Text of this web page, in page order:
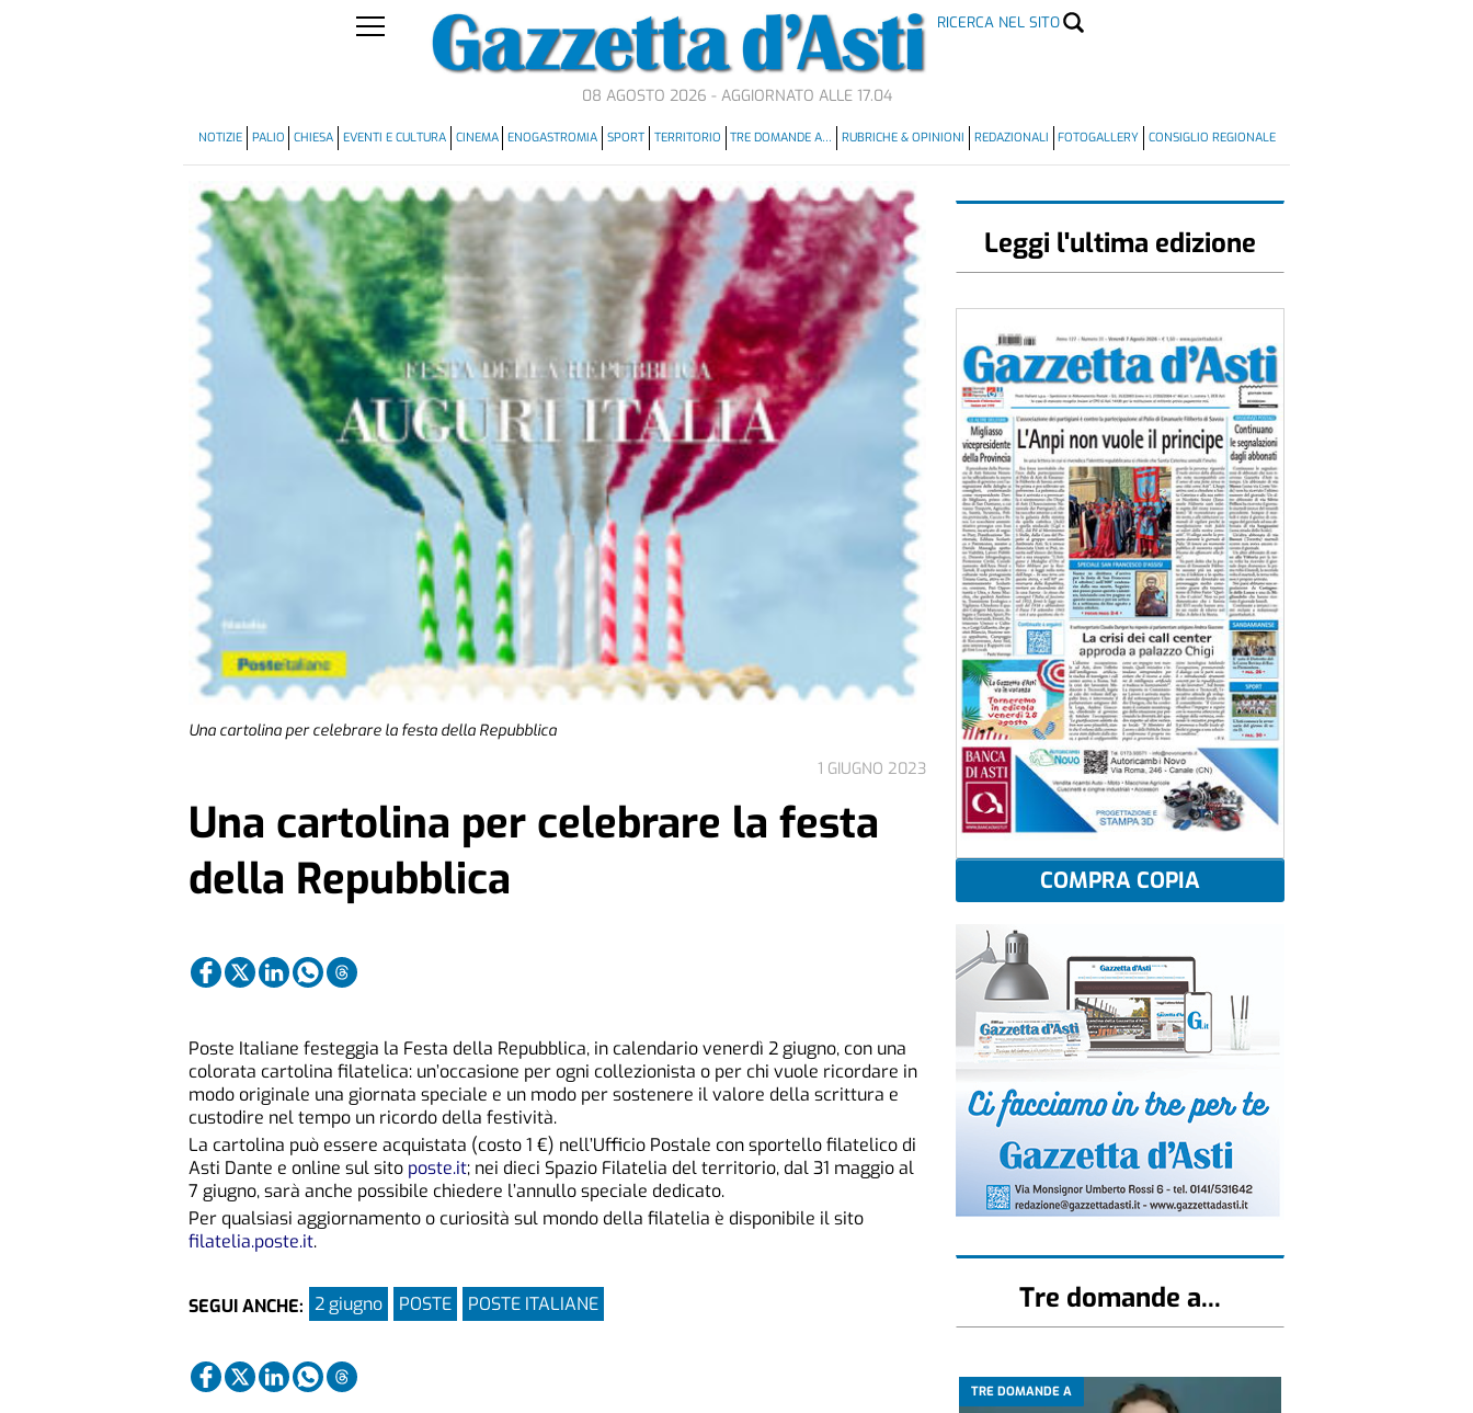
RICERCA NEL SITO
08 AGOSTO 2026 - AGGIORNATO ALLE 17.04
NOTIZIE PALIO CHIESA EVENTI E CULTURA CINEMA ENOGASTROMIA SPORT TERRITORIO TRE DOMANDE A… RUBRICHE & OPINIONI REDAZIONALI FOTOGALLERY CONSIGLIO REGIONALE
Una cartolina per celebrare la festa della Repubblica
1 GIUGNO 2023
Una cartolina per celebrare la festa
della Repubblica
Poste Italiane festeggia la Festa della Repubblica, in calendario venerdì 2 giugno, con una
colorata cartolina filatelica: un’occasione per ogni collezionista o per chi vuole ricordare in
modo originale una giornata speciale e un modo per sostenere il valore della scrittura e
custodire nel tempo un ricordo della festività.
La cartolina può essere acquistata (costo 1 €) nell’Ufficio Postale con sportello filatelico di
Asti Dante e online sul sito poste.it; nei dieci Spazio Filatelia del territorio, dal 31 maggio al
7 giugno, sarà anche possibile chiedere l’annullo speciale dedicato.
Per qualsiasi aggiornamento o curiosità sul mondo della filatelia è disponibile il sito
filatelia.poste.it.
SEGUI ANCHE: 2 giugno POSTE POSTE ITALIANE
Leggi l'ultima edizione
COMPRA COPIA
Tre domande a...
TRE DOMANDE A